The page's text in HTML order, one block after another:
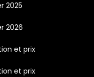
2025
2026
et prix
et prix